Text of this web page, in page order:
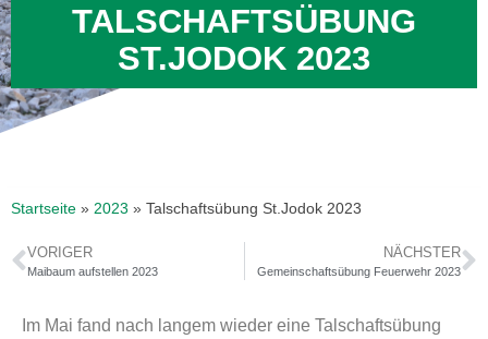
TALSCHAFTSÜBUNG
ST.JODOK 2023
Startseite » 2023 » Talschaftsübung St.Jodok 2023
VORIGER
Maibaum aufstellen 2023
NÄCHSTER
Gemeinschaftsübung Feuerwehr 2023
Im Mai fand nach langem wieder eine Talschaftsübung